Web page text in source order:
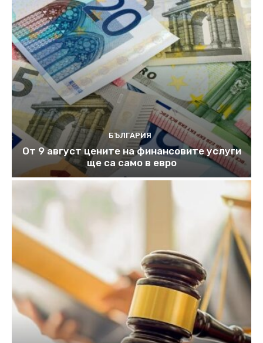
БЪЛГАРИЯ
От 9 август цените на финансовите услуги
ще са само в евро